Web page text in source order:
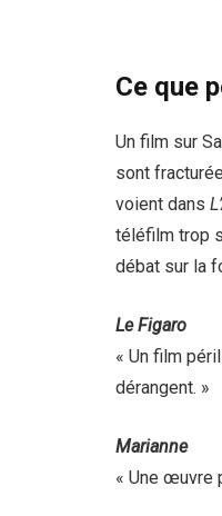
Ce que
Un film sur
sont
voient dans
téléfilm trop
débat sur la
Le Figaro
« Un film
dérangent. »
Marianne
« Une œuvre